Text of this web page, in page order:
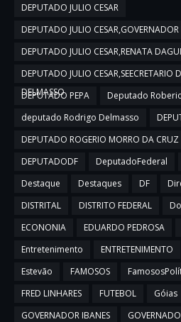
DEPUTADO JULIO CESAR
DEPUTADO JULIO CESAR,GOVERNADOR
DEPUTADO JULIO CESAR,RENATA
DEPUTADO JULIO CESAR,SEECRETARIO
DELMASSO
DEPUTADO PEPA
Deputado
deputado Rodrigo Delmasso
DEPUTADO ROGERIO MORRO DA CRUZ
DEPUTADODF
DeputadoFederal
Destaque
Destaques DF
DISTRITAL
DISTRITO FEDERAL
ECONONIA
EDUARDO PEDROSA
Entretenimento
ENTRETENIMENTO
Estevão
FAMOSOS
FRED LINHARES
FUTEBOL Góias
GOVERNADOR IBANES